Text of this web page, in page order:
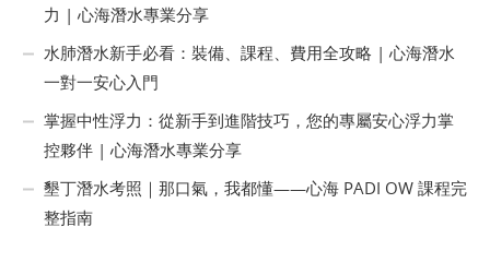
力 | 心海潛水專業分享
水肺潛水新手必看：裝備、課程、費用全攻略 | 心海潛水
一對一安心入門
掌握中性浮力：從新手到進階技巧，您的專屬安心浮力掌
控夥伴 | 心海潛水專業分享
墾丁潛水考照｜那口氣，我都懂——心海 PADI OW 課程完
整指南